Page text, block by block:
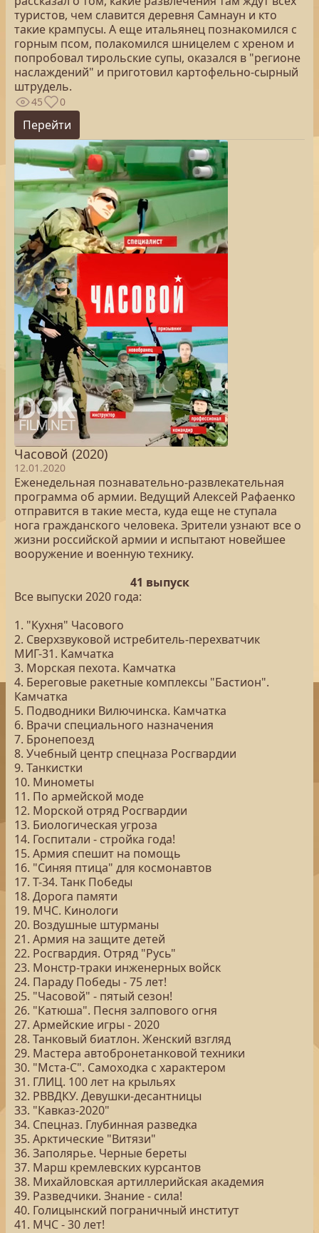
туристов, чем славится деревня Самнаун и кто
такие крампусы. А еще итальянец познакомился с
горным псом, полакомился шницелем с хреном и
попробовал тирольские супы, оказался в "регионе
наслаждений" и приготовил картофельно-сырный
штрудель.
45 0
Перейти
Часовой (2020)
12.01.2020
Еженедельная познавательно-развлекательная
программа об армии. Ведущий Алексей Рафаенко
отправится в такие места, куда еще не ступала
нога гражданского человека. Зрители узнают все о
жизни российской армии и испытают новейшее
вооружение и военную технику.
41 выпуск
Все выпуски 2020 года:
1. "Кухня" Часового
2. Сверхзвуковой истребитель-перехватчик
МИГ-31. Камчатка
3. Морская пехота. Камчатка
4. Береговые ракетные комплексы "Бастион".
Камчатка
5. Подводники Вилючинска. Камчатка
6. Врачи специального назначения
7. Бронепоезд
8. Учебный центр спецназа Росгвардии
9. Танкистки
10. Минометы
11. По армейской моде
12. Морской отряд Росгвардии
13. Биологическая угроза
14. Госпитали - стройка года!
15. Армия спешит на помощь
16. "Синяя птица" для космонавтов
17. Т-34. Танк Победы
18. Дорога памяти
19. МЧС. Кинологи
20. Воздушные штурманы
21. Армия на защите детей
22. Росгвардия. Отряд "Русь"
23. Монстр-траки инженерных войск
24. Параду Победы - 75 лет!
25. "Часовой" - пятый сезон!
26. "Катюша". Песня залпового огня
27. Армейские игры - 2020
28. Танковый биатлон. Женский взгляд
29. Мастера автобронетанковой техники
30. "Мста-С". Самоходка с характером
31. ГЛИЦ. 100 лет на крыльях
32. РВВДКУ. Девушки-десантницы
33. "Кавказ-2020"
34. Спецназ. Глубинная разведка
35. Арктические "Витязи"
36. Заполярье. Черные береты
37. Марш кремлевских курсантов
38. Михайловская артиллерийская академия
39. Разведчики. Знание - сила!
40. Голицынский пограничный институт
41. МЧС - 30 лет!